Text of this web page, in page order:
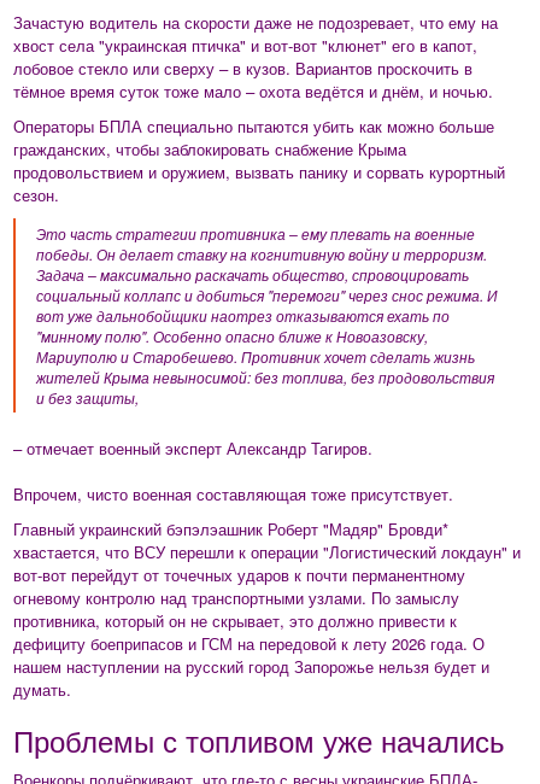
Зачастую водитель на скорости даже не подозревает, что ему на
хвост села "украинская птичка" и вот-вот "клюнет" его в капот,
лобовое стекло или сверху – в кузов. Вариантов проскочить в
тёмное время суток тоже мало – охота ведётся и днём, и ночью.
Операторы БПЛА специально пытаются убить как можно больше
гражданских, чтобы заблокировать снабжение Крыма
продовольствием и оружием, вызвать панику и сорвать курортный
сезон.
Это часть стратегии противника – ему плевать на военные
победы. Он делает ставку на когнитивную войну и терроризм.
Задача – максимально раскачать общество, спровоцировать
социальный коллапс и добиться "перемоги" через снос режима. И
вот уже дальнобойщики наотрез отказываются ехать по
"минному полю". Особенно опасно ближе к Новоазовску,
Мариуполю и Старобешево. Противник хочет сделать жизнь
жителей Крыма невыносимой: без топлива, без продовольствия
и без защиты,
– отмечает военный эксперт Александр Тагиров.
Впрочем, чисто военная составляющая тоже присутствует.
Главный украинский бэпэлэашник Роберт "Мадяр" Бровди*
хвастается, что ВСУ перешли к операции "Логистический локдаун" и
вот-вот перейдут от точечных ударов к почти перманентному
огневому контролю над транспортными узлами. По замыслу
противника, который он не скрывает, это должно привести к
дефициту боеприпасов и ГСМ на передовой к лету 2026 года. О
нашем наступлении на русский город Запорожье нельзя будет и
думать.
Проблемы с топливом уже начались